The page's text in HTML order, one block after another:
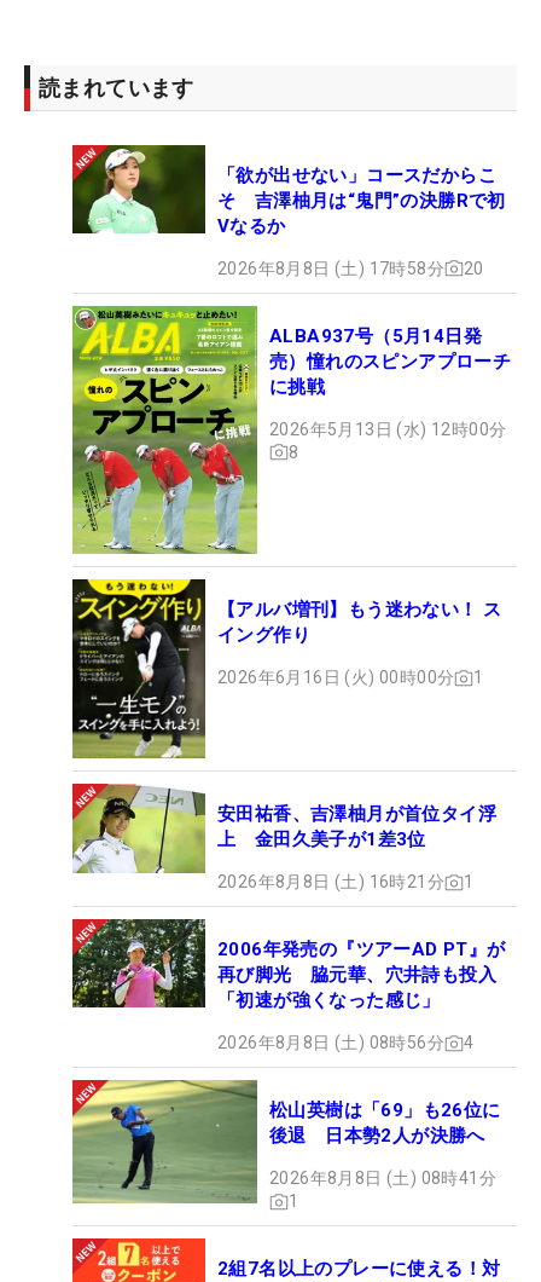
読まれています
「欲が出せない」コースだからこ
そ 吉澤柚月は“鬼門”の決勝Rで初
Vなるか
2026年8月8日 (土) 17時58分 20
ALBA937号（5月14日発
売）憧れのスピンアプローチ
に挑戦
2026年5月13日 (水) 12時00分
8
【アルバ増刊】もう迷わない！ ス
イング作り
2026年6月16日 (火) 00時00分 1
安田祐香、吉澤柚月が首位タイ浮
上 金田久美子が1差3位
2026年8月8日 (土) 16時21分 1
2006年発売の『ツアーAD PT』が
再び脚光 脇元華、穴井詩も投入
「初速が強くなった感じ」
2026年8月8日 (土) 08時56分 4
松山英樹は「69」も26位に
後退 日本勢2人が決勝へ
2026年8月8日 (土) 08時41分
1
2組7名以上のプレーに使える！対